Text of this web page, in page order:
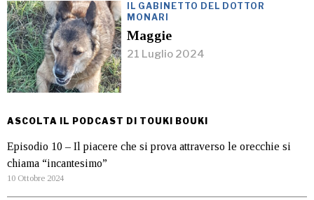
IL GABINETTO DEL DOTTOR
MONARI
Maggie
21 Luglio 2024
ASCOLTA IL PODCAST DI TOUKI BOUKI
Episodio 10 – Il piacere che si prova attraverso le orecchie si
chiama “incantesimo”
10 Ottobre 2024